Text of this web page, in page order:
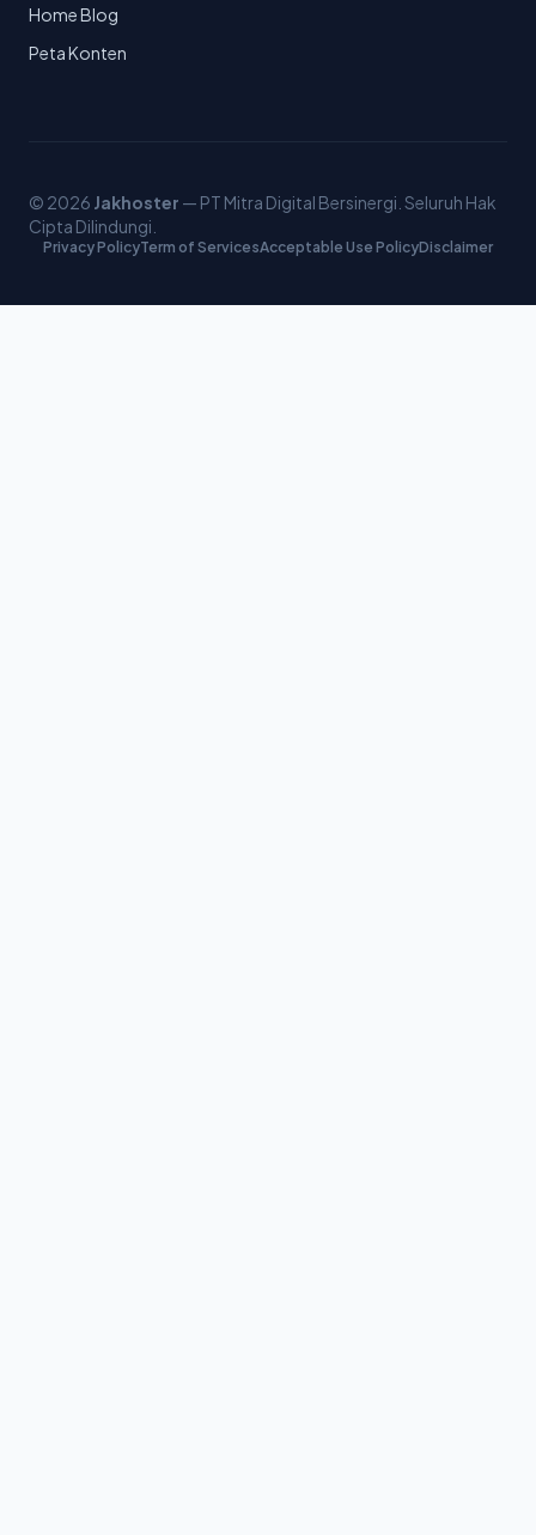
Home Blog
Peta Konten
© 2026 Jakhoster — PT Mitra Digital Bersinergi. Seluruh Hak
Cipta Dilindungi.
Privacy PolicyTerm of ServicesAcceptable Use PolicyDisclaimer